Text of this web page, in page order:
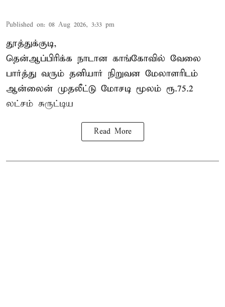
Published on: 08 Aug 2026, 3:33 pm
தூத்துக்குடி,
தென்ஆப்பிரிக்க நாடான காங்கோவில் வேலை
பார்த்து வரும் தனியார் நிறுவன மேலாளரிடம்
ஆன்லைன் முதலீட்டு மோசடி மூலம் ரூ.75.2
லட்சம் சுருட்டிய
Read More